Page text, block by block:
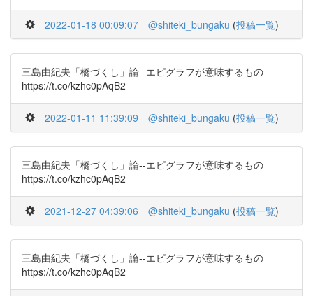
2022-01-18 00:09:07 @shiteki_bungaku (投稿一覧)
三島由紀夫「橋づくし」論--エピグラフが意味するもの
https://t.co/kzhc0pAqB2
2022-01-11 11:39:09 @shiteki_bungaku (投稿一覧)
三島由紀夫「橋づくし」論--エピグラフが意味するもの
https://t.co/kzhc0pAqB2
2021-12-27 04:39:06 @shiteki_bungaku (投稿一覧)
三島由紀夫「橋づくし」論--エピグラフが意味するもの
https://t.co/kzhc0pAqB2